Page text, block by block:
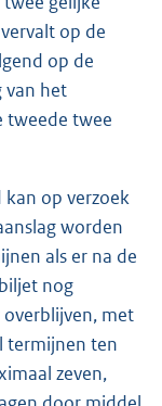
op de
op de
van het
tweede twee
op verzoek
worden
als er na de
nog
met
termijnen ten
zeven,